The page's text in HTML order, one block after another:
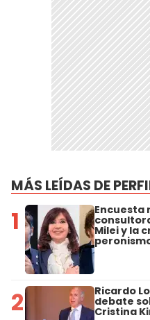
MÁS LEÍDAS DE
1 Encuesta
Milei y la
2 Ricardo
debate
Cristina